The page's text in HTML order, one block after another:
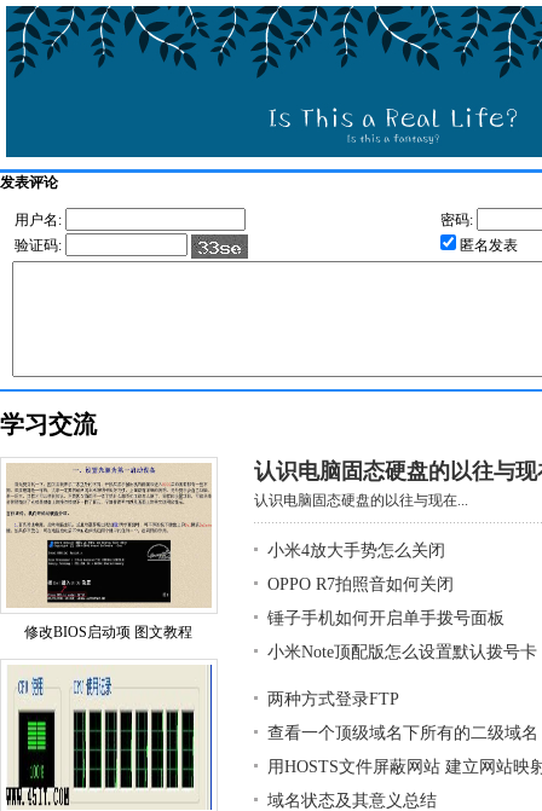
发表评论
用户名:
密码:
验证码:
匿名发表
学习交流
修改BIOS启动项 图文教程
认识电脑固态硬盘的以往与现
认识电脑固态硬盘的以往与现在...
小米4放大手势怎么关闭
OPPO R7拍照音如何关闭
锤子手机如何开启单手拨号面板
小米Note顶配版怎么设置默认拨号卡
两种方式登录FTP
查看一个顶级域名下所有的二级域名
用HOSTS文件屏蔽网站 建立网站映
域名状态及其意义总结